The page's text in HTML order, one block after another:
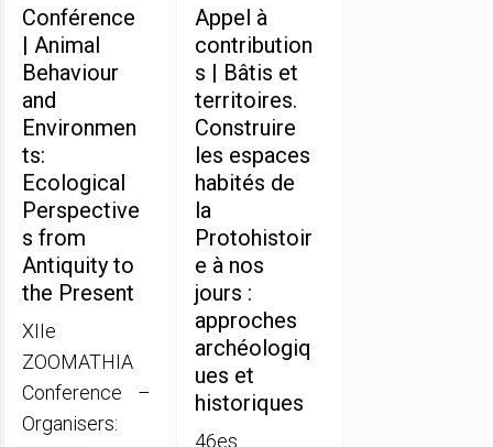
Conférence
| Animal
Behaviour
and
Environmen
ts:
Ecological
Perspective
s from
Antiquity to
the Present
XIIe
ZOOMATHIA
Conference –
Organisers:
Appel à
contribution
s | Bâtis et
territoires.
Construire
les espaces
habités de
la
Protohistoir
e à nos
jours :
approches
archéologiq
ues et
historiques
46es